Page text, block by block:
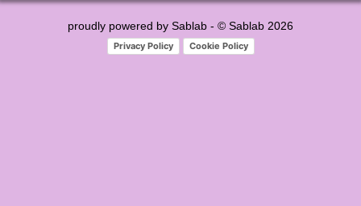
proudly powered by Sablab - © Sablab 2026
Privacy Policy Cookie Policy